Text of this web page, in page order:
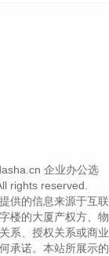
企业办公选
rights reserved.
供的信息来源于互联
楼的大厦产权方、物
系、授权关系或商业
承诺。本站所展示的